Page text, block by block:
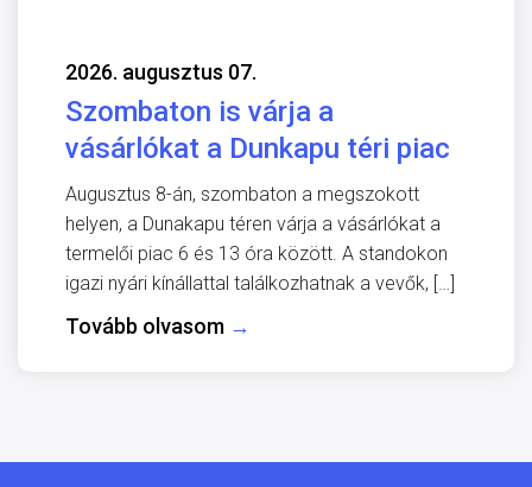
2026. augusztus 07.
Szombaton is várja a
vásárlókat a Dunkapu téri piac
Augusztus 8-án, szombaton a megszokott
helyen, a Dunakapu téren várja a vásárlókat a
termelői piac 6 és 13 óra között. A standokon
igazi nyári kínállattal találkozhatnak a vevők, […]
Tovább olvasom →